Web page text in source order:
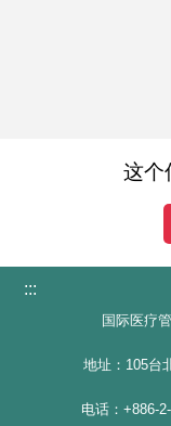
这个
:::
国际医疗
地址：105台
电话：+886-